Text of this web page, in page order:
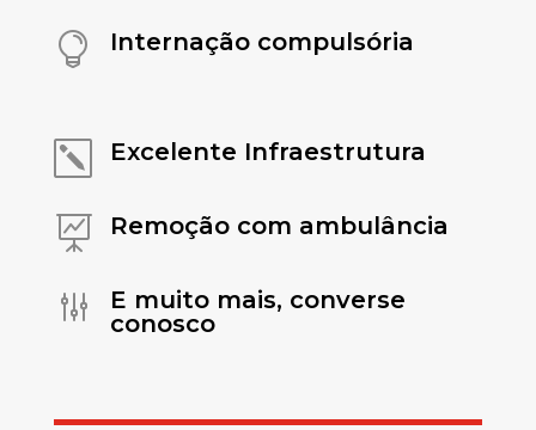
 Internação compulsória
k Excelente Infraestrutura
 Remoção com ambulância
g
E muito mais, converse
conosco